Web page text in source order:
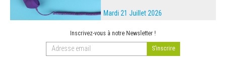
Mardi 21 Juillet 2026
Inscrivez-vous à notre Newsletter !